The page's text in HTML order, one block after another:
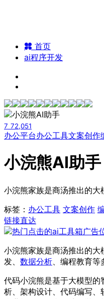
首页
ai程序开发
7 72,051
办公平台办公工具文案创作
小浣熊AI助手
小浣熊家族是商汤推出的大
标签： 办公工具 文案创作
链接直达
小浣熊家族是商汤推出的
发、 数据分析 、编程教育等
代码小浣熊是基于大模型
析、架构设计、代码编写、